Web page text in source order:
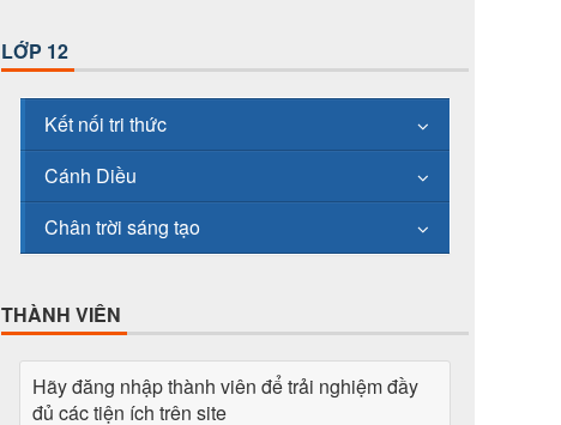
LỚP 12
Kết nối tri thức
Cánh Diều
Chân trời sáng tạo
THÀNH VIÊN
Hãy đăng nhập thành viên để trải nghiệm đầy
đủ các tiện ích trên site